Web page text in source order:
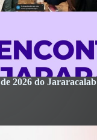
2026 do Jararacalab